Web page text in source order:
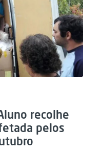
recolhe
pelos